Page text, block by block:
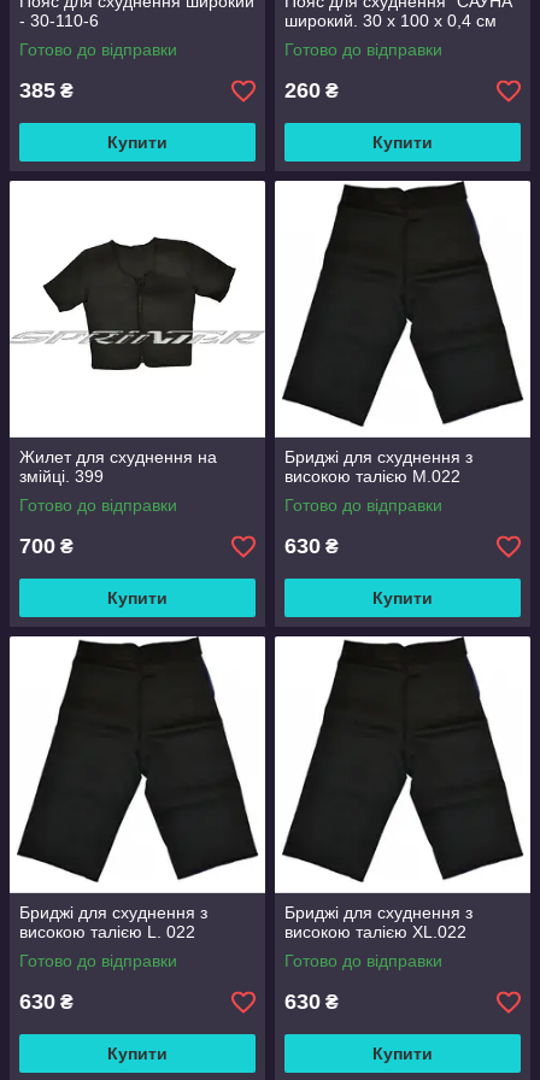
- 30-110-6
Готово до відправки
385 ₴
Купити
широкий. 30 х 100 х 0,4 см
Готово до відправки
260 ₴
Купити
Жилет для схуднення на
змійці. 399
Готово до відправки
700 ₴
Купити
Бриджі для схуднення з
високою талією M.022
Готово до відправки
630 ₴
Купити
Бриджі для схуднення з
високою талією L. 022
Готово до відправки
630 ₴
Купити
Бриджі для схуднення з
високою талією XL.022
Готово до відправки
630 ₴
Купити